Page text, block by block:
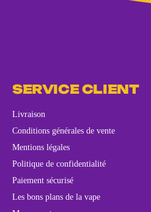
SERVICE CLIENT
Livraison
Conditions générales de vente
Mentions légales
Politique de confidentialité
Paiement sécurisé
Les bons plans de la vape